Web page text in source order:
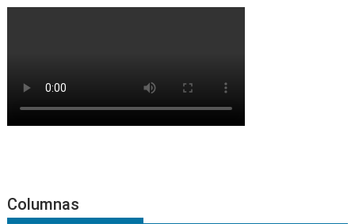
Columnas